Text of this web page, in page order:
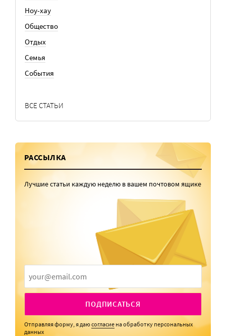
Ноу-хау
Общество
Отдых
Семья
События
ВСЕ СТАТЬИ
РАССЫЛКА
Лучшие статьи каждую неделю в вашем почтовом ящике
ПОДПИСАТЬСЯ
Отправляя форму, я даюсогласие на обработку персональных
данных